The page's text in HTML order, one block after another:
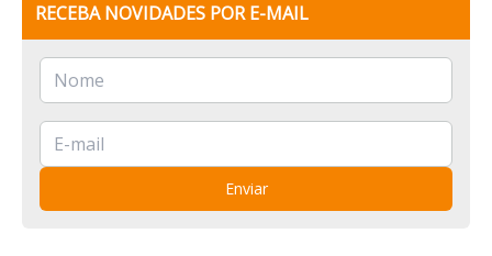
RECEBA NOVIDADES POR E-MAIL
Enviar